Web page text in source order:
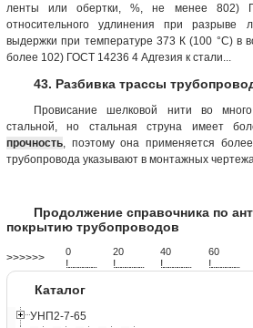
ленты или обертки, %, не менее 802)
относительного удлинения при разрыве
выдержки при температуре 373 К (100 °С) в
более 102) ГОСТ 14236 4 Адгезия к стали...
43. Разбивка трассы
Провисание шелковой нити во
стальной, но стальная струна имеет
прочность , поэтому она применяется
трубопровода указывают в монтажных
Продолжение справочника по
покрытию трубопроводов
>>>>>> 0
!...................
20
!...................
40
!...................
60
!...................
Каталог
УНП2-7-65